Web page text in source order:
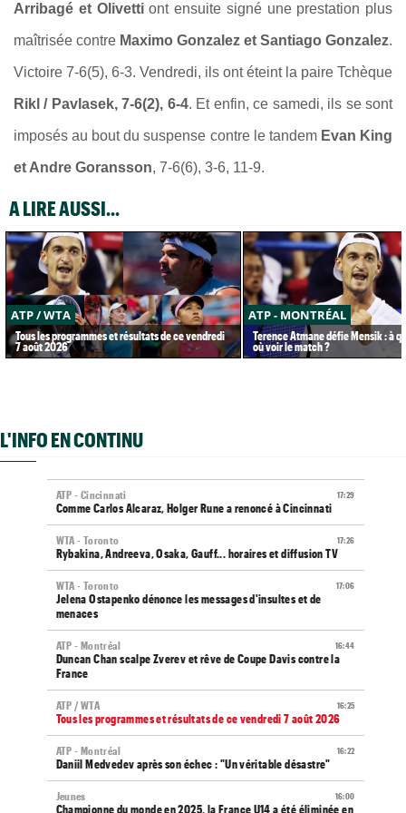
Arribagé et Olivettiont ensuite signé une prestation plus
maîtrisée contre Maximo Gonzalez et Santiago Gonzalez.
Victoire 7-6(5), 6-3. Vendredi, ils ont éteint la paire Tchèque
Rikl / Pavlasek, 7-6(2), 6-4. Et enfin, ce samedi, ils se sont
imposés au bout du suspense contre le tandem Evan King
et Andre Goransson, 7-6(6), 3-6, 11-9.
A LIRE AUSSI...
ATP / WTA
Tous les programmes et résultats de ce vendredi
7 août 2026
ATP - MONTRÉAL
Terence Atmane défie Mensik : à
où voir le match ?
L'INFO EN CONTINU
17:29
ATP - Cincinnati
Comme Carlos Alcaraz, Holger Rune a renoncé à Cincinnati
17:26
WTA - Toronto
Rybakina, Andreeva, Osaka, Gauff... horaires et diffusion TV
17:06
WTA - Toronto
Jelena Ostapenko dénonce les messages d'insultes et de
menaces
16:44
ATP - Montréal
Duncan Chan scalpe Zverev et rêve de Coupe Davis contre la
France
16:25
ATP / WTA
Tous les programmes et résultats de ce vendredi 7 août 2026
16:22
ATP - Montréal
Daniil Medvedev après son échec : "Un véritable désastre"
16:00
Jeunes
Championne du monde en 2025, la France U14 a été éliminée en